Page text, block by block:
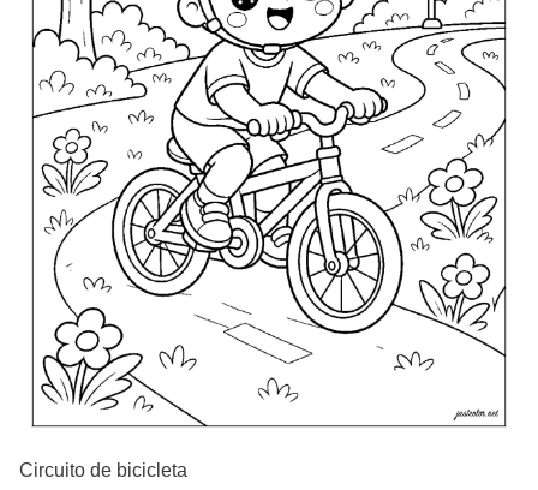
Circuito de bicicleta